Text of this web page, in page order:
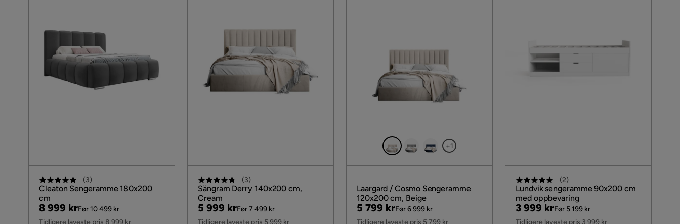
(3)
Cleaton Sengeramme 180x200
cm
Pris
8 999 kr
Original
Pris
Før 10 499 kr
(3)
Sängram Derry 140x200 cm,
Cream
Pris
5 999 kr
Original
Pris
Før 7 499 kr
+1
Laargard / Cosmo Sengeramme
120x200 cm, Beige
Pris
5 799 kr
Original
Pris
Før 6 999 kr
(2)
Lundvik sengeramme 90x200 cm
med oppbevaring
Pris
3 999 kr
Original
Pris
Før 5 199 kr